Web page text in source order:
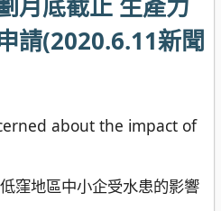
請(2020.6.11新聞
窪地區中小企受水患的影響